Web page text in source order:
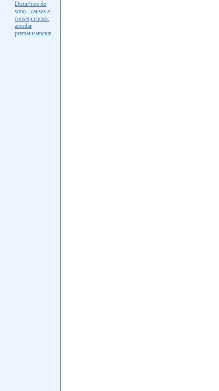
Disturbios do
sono - causas e
consequencias:
acordar
prematuramente